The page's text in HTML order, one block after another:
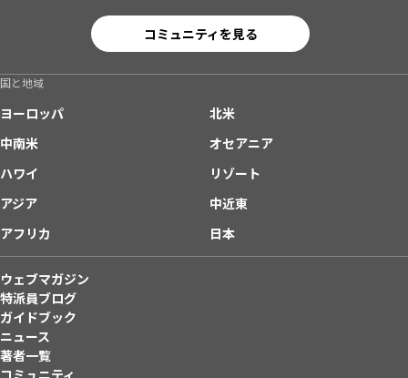
コミュニティを見る
国と地域
ヨーロッパ
北米
中南米
オセアニア
ハワイ
リゾート
アジア
中近東
アフリカ
日本
ウェブマガジン
特派員ブログ
ガイドブック
ニュース
著者一覧